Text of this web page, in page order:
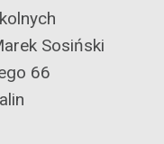
Sosiński
66